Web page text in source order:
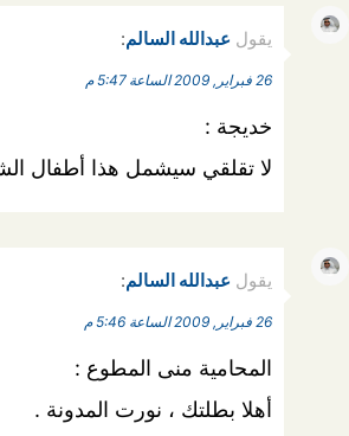
يقول عبدالله السالم:
26 فبراير, 2009 الساعة 5:47 م
خديجة :
لا تقلقي سيشمل هذا أطفال
يقول عبدالله السالم:
26 فبراير, 2009 الساعة 5:46 م
المحامية منى المطوع :
أهلا بطلتك ، نورت المدونة .